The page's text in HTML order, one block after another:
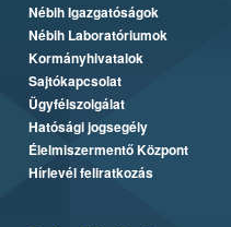
Nébih Igazgatóságok
Nébih Laboratóriumok
Kormányhivatalok
Sajtókapcsolat
Ügyfélszolgálat
Hatósági jogsegély
Élelmiszermentő Központ
Hírlevél feliratkozás